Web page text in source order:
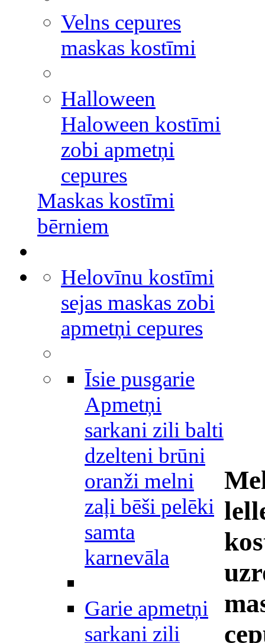
Velns cepures
maskas kostīmi
Halloween
Haloween kostīmi
zobi apmetņi
cepures
Maskas kostīmi
bērniem
Helovīnu kostīmi
sejas maskas zobi
apmetņi cepures
Īsie pusgarie
Apmetņi
sarkani zili balti
dzelteni brūni
oranži melni
zaļi bēši pelēki
samta
karnevāla
Garie apmetņi
sarkani zili